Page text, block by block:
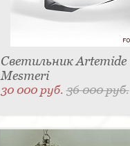
Светильник Artemide
Mesmeri
30 000 руб.36 000 руб.